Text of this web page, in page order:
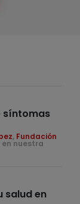
síntomas
, Fundación
nuestra
salud en